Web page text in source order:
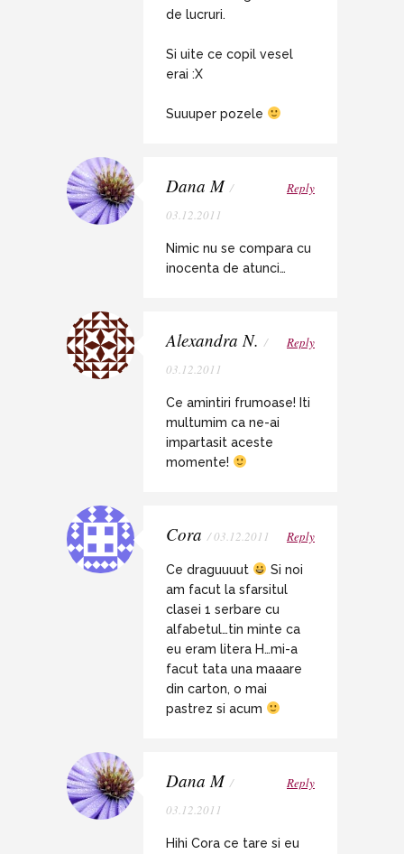
de lucruri.
Si uite ce copil vesel
erai :X
Suuuper pozele
Dana M /
03.12.2011
Reply
Nimic nu se compara cu
inocenta de atunci…
Alexandra N. /
03.12.2011
Reply
Ce amintiri frumoase! Iti
multumim ca ne-ai
impartasit aceste
momente!
Cora / 03.12.2011 Reply
Ce draguuuut
Si noi
am facut la sfarsitul
clasei 1 serbare cu
alfabetul…tin minte ca
eu eram litera H…mi-a
facut tata una maaare
din carton, o mai
pastrez si acum
Dana M /
03.12.2011
Reply
Hihi Cora ce tare si eu